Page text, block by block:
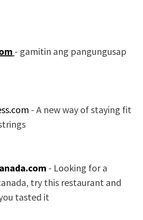
- gamitin ang pangungusap
- A new way of staying fit
- Looking for a
try this restaurant and
tasted it